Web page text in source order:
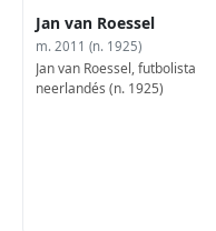
Jan van Roessel
m. 2011 (n. 1925)
Jan van Roessel, futbolista
neerlandés (n. 1925)